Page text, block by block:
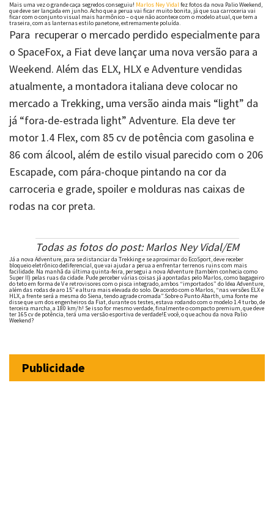
Mais uma vez o grande caça segredos conseguiu! Marlos Ney Vidalfez fotos da nova Palio Weekend,
que deve ser lançada em junho. Acho que a perua vai ficar muito bonita, já que sua carroceria vai
ficar com o conjunto visual mais harmônico – o que não acontece com o modelo atual, que tem a
traseira, com as lanternas estilo panetone, extremamente poluída.
Para recuperar o mercado perdido especialmente para
o SpaceFox, a Fiat deve lançar uma nova versão para a
Weekend. Além das ELX, HLX e Adventure vendidas
atualmente, a montadora italiana deve colocar no
mercado a Trekking, uma versão ainda mais “light” da
já “fora-de-estrada light” Adventure. Ela deve ter
motor 1.4 Flex, com 85 cv de potência com gasolina e
86 com álcool, além de estilo visual parecido com o 206
Escapade, com pára-choque pintando na cor da
carroceria e grade, spoiler e molduras nas caixas de
rodas na cor preta.
Todas as fotos do post: Marlos Ney Vidal/EM
Já a nova Adventure, para se distanciar da Trekking e se aproximar do EcoSport, deve receber
bloqueio eletrônico dediferencial, que vai ajudar a perua a enfrentar terrenos ruins com mais
facilidade. Na manhã da última quinta-feira, persegui a nova Adventure (também conhecia como
Super II) pelas ruas da cidade. Pude perceber várias coisas já apontadas pelo Marlos, como bagageiro
do teto em forma de V e retrovisores com o pisca integrado, ambos “importados” do Idea Adventure,
além das rodas de aro 15″ e altura mais elevada do solo. De acordo com o Marlos, “nas versões ELX e
HLX, a frente será a mesma do Siena, tendo agrade cromada”.Sobre o Punto Abarth, uma fonte me
disse que um dos engenheiros da Fiat, durante os testes, estava rodando com o modelo 1.4 turbo, de
terceira marcha, a 180 km/h! Se isso for mesmo verdade, finalmente o compacto premium, que deve
ter 165 cv de potência, terá uma versão esportiva de verdade!E você, o que achou da nova Palio
Weekend?
Publicidade